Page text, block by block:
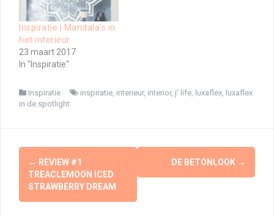
Inspiratie | Mandala’s in
het interieur
23 maart 2017
In "Inspiratie"
Inspiratie inspiratie, interieur, interior, j' life, luxaflex, luxaflex
in de spotlight
Berichtnavigatie
← REVIEW #1
TREACLEMOON ICED
STRAWBERRY DREAM
DE BETONLOOK →